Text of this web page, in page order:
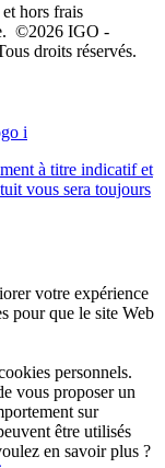
hors frais
©2026 IGO -
droits réservés.
i
à titre indicatif et
vous sera toujours
votre expérience
pour que le site Web
personnels.
vous proposer un
sur
être utilisés
en savoir plus ?